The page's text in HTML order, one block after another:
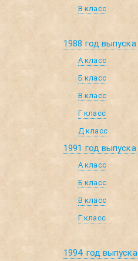
В класс
1988 год выпуска
А класс
Б класс
В класс
Г класс
Д класс
1991 год выпуска
А класс
Б класс
В класс
Г класс
1994 год выпуска